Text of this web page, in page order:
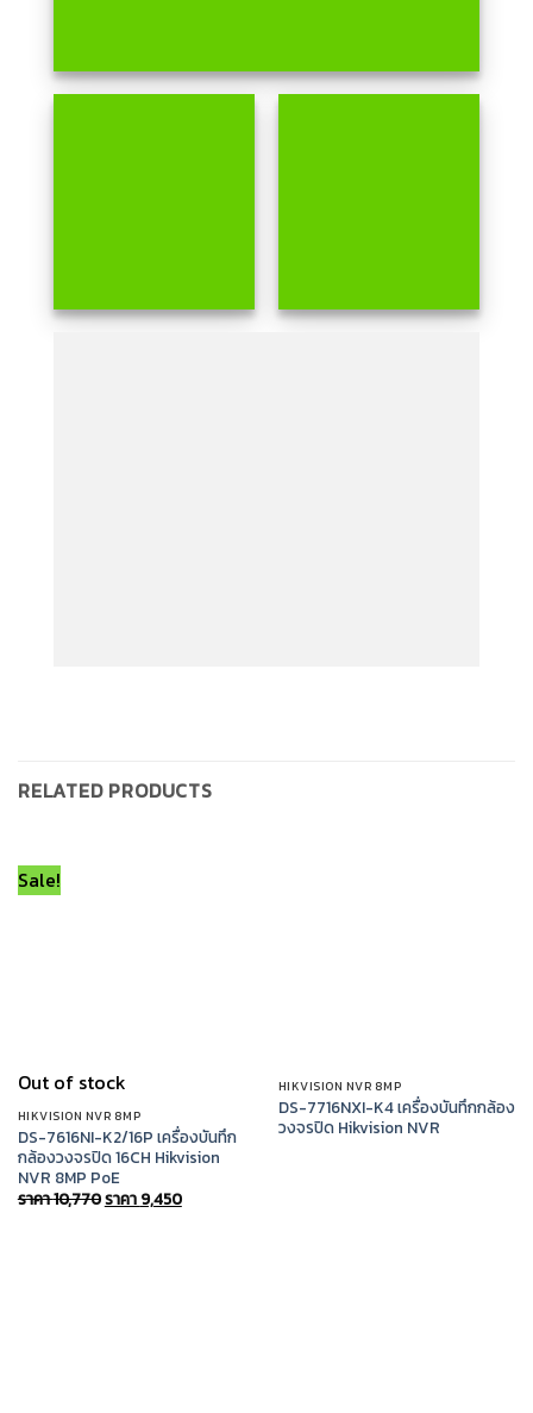
RELATED PRODUCTS
Sale!
Out of stock
HIKVISION NVR 8MP
DS-7616NI-K2/16P เครื่องบันทึก
กล้องวงจรปิด 16CH Hikvision
NVR 8MP PoE
ราคา10,770Original
price
ราคา 9,450Current
price
HIKVISION NVR 8MP
DS-7716NXI-K4 เครื่องบันทึกกล้อง
วงจรปิด Hikvision NVR